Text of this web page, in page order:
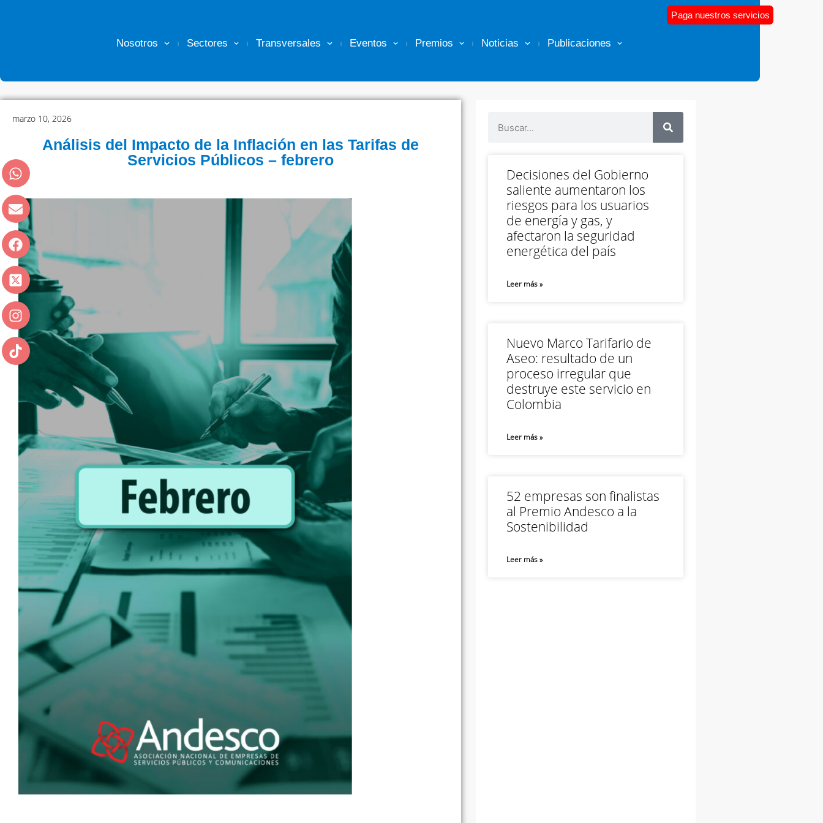
Nosotros Sectores Transversales Eventos Premios Noticias Publicaciones
Paga nuestros servicios
marzo 10, 2026
Análisis del Impacto de la Inflación en las Tarifas de
Servicios Públicos – febrero
Decisiones del Gobierno
saliente aumentaron los
riesgos para los usuarios
de energía y gas, y
afectaron la seguridad
energética del país
Leer más »
Nuevo Marco Tarifario de
Aseo: resultado de un
proceso irregular que
destruye este servicio en
Colombia
Leer más »
52 empresas son finalistas
al Premio Andesco a la
Sostenibilidad
Leer más »